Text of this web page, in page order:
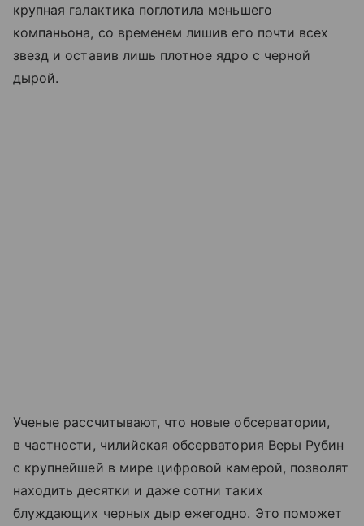
крупная галактика поглотила меньшего
компаньона, со временем лишив его почти всех
звезд и оставив лишь плотное ядро с черной
дырой.
Ученые рассчитывают, что новые обсерватории,
в частности, чилийская обсерватория Веры Рубин
с крупнейшей в мире цифровой камерой, позволят
находить десятки и даже сотни таких
блуждающих черных дыр ежегодно. Это поможет